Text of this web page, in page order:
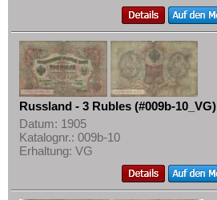
Russland - 3 Rubles (#009b-10_VG)
Datum: 1905
Katalognr.: 009b-10
Erhaltung: VG